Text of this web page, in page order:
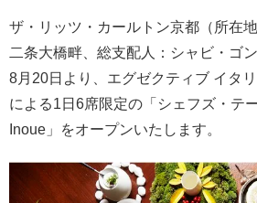
ザ・リッツ・カールトン京都（所在
二条大橋畔、総支配人：シャビ・ゴ
8月20日より、エグゼクティブ イタ
による1日6席限定の「シェフズ・テ
Inoue」をオープンいたします。